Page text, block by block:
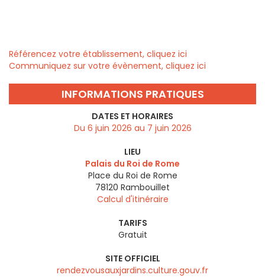
Référencez votre établissement, cliquez ici
Communiquez sur votre évènement, cliquez ici
INFORMATIONS PRATIQUES
DATES ET HORAIRES
Du 6 juin 2026 au 7 juin 2026
LIEU
Palais du Roi de Rome
Place du Roi de Rome
78120 Rambouillet
Calcul d'itinéraire
TARIFS
Gratuit
SITE OFFICIEL
rendezvousauxjardins.culture.gouv.fr